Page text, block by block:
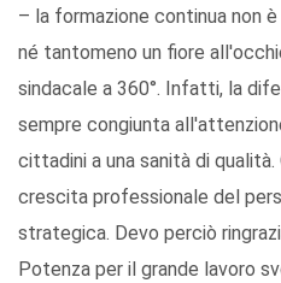
– la formazione continua non
né tantomeno un fiore
sindacale a 360°. Infatti, la
sempre congiunta
cittadini a una sanità di
crescita professionale del
strategica. Devo perciò
Potenza per il grande lavoro